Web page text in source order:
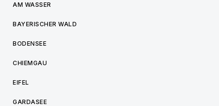
AM WASSER
BAYERISCHER WALD
BODENSEE
CHIEMGAU
EIFEL
GARDASEE